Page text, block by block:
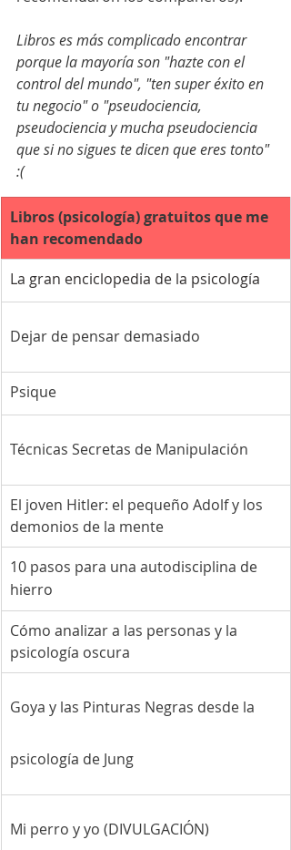
Libros es más complicado encontrar
porque la mayoría son "hazte con el
control del mundo", "ten super éxito en
tu negocio" o "pseudociencia,
pseudociencia y mucha pseudociencia
que si no sigues te dicen que eres tonto"
:(
Libros (psicología) gratuitos que me
han recomendado
La gran enciclopedia de la psicología
Dejar de pensar demasiado
Psique
Técnicas Secretas de Manipulación
El joven Hitler: el pequeño Adolf y los
demonios de la mente
10 pasos para una autodisciplina de
hierro
Cómo analizar a las personas y la
psicología oscura
​Goya y las Pinturas Negras desde la
psicología de Jung
Mi perro y yo (DIVULGACIÓN)